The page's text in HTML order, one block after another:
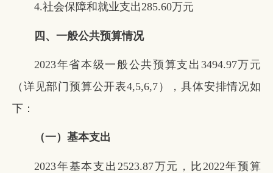
4.社会保障和就业支出285.60万元
四、一般公共预算情况
2023年省本级一般公共预算支出3494.97万元
（详见部门预算公开表4,5,6,7），具体安排情况如
下：
（一）基本支出
2023年基本支出2523.87万元，比2022年预算